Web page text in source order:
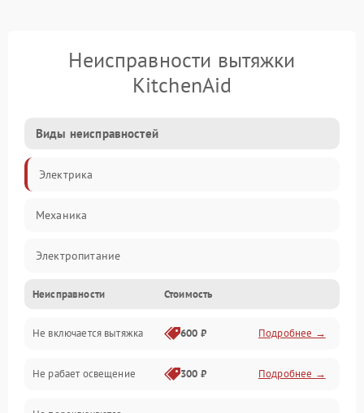
Неисправности вытяжки
KitchenAid
Виды неисправностей
Электрика
Механика
Электропитание
Вентиляция
Освещение
Механические повреждения
Неисправности Стоимость
Не включается вытяжка 600 ₽ Подробнее →
Не рабает освещение 300 ₽ Подробнее →